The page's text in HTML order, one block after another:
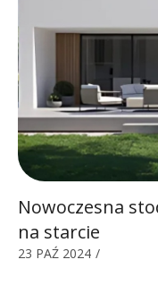
Nowoczesna
na starcie
23 PAŹ 2024 /